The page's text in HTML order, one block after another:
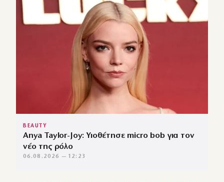
BEAUTY
Anya Taylor-Joy: Υιοθέτησε micro bob για τον
νέο της ρόλο
06.08.2026 — 12:23